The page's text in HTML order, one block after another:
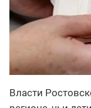
Власти